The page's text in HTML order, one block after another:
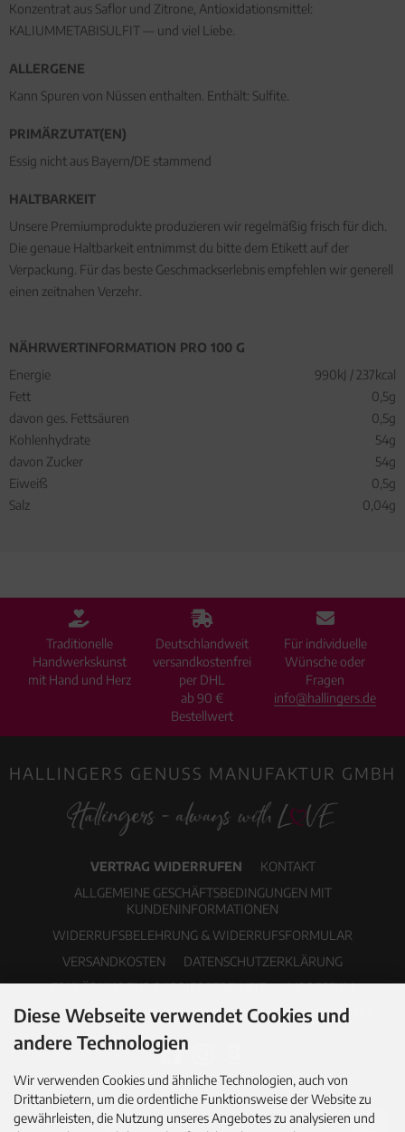
Konzentrat aus Saflor und Zitrone, Antioxidationsmittel:
KALIUMMETABISULFIT — und viel Liebe.
ALLERGENE
Kann Spuren von Nüssen enthalten. Enthält: Sulfite.
PRIMÄRZUTAT(EN)
Essig nicht aus Bayern/DE stammend
HALTBARKEIT
Unsere Premiumprodukte produzieren wir regelmäßig frisch für dich.
Die genaue Haltbarkeit entnimmst du bitte dem Etikett auf der
Verpackung. Für das beste Geschmackserlebnis empfehlen wir generell
einen zeitnahen Verzehr.
NÄHRWERTINFORMATION PRO 100 G
Energie
990kJ / 237kcal
Fett
0,5g
davon ges. Fettsäuren
0,5g
Kohlenhydrate
54g
davon Zucker
54g
Eiweiß
0,5g
Salz
0,04g
Traditionelle
Handwerkskunst
mit Hand und Herz
Deutschlandweit
versandkostenfrei
per DHL
ab 90 €
Bestellwert
Für individuelle
Wünsche oder
Fragen
info@hallingers.de
HALLINGERS GENUSS MANUFAKTUR GMBH
VERTRAG WIDERRUFEN
KONTAKT
ALLGEMEINE GESCHÄFTSBEDINGUNGEN MIT
KUNDENINFORMATIONEN
WIDERRUFSBELEHRUNG & WIDERRUFSFORMULAR
VERSANDKOSTEN
DATENSCHUTZERKLÄRUNG
ERKLÄRUNG ZUR BARRIEREFREIHEIT
IMPRESSUM
COOKIE EINSTELLUNGEN
PDF-KATALOG NEWSLETTER
Diese Webseite verwendet Cookies und
andere Technologien
Wir verwenden Cookies und ähnliche Technologien, auch von
Drittanbietern, um die ordentliche Funktionsweise der Website zu
gewährleisten, die Nutzung unseres Angebotes zu analysieren und